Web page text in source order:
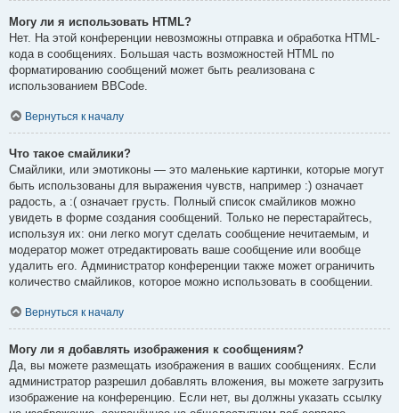
Могу ли я использовать HTML?
Нет. На этой конференции невозможны отправка и обработка HTML-
кода в сообщениях. Большая часть возможностей HTML по
форматированию сообщений может быть реализована с
использованием BBCode.
Вернуться к началу
Что такое смайлики?
Смайлики, или эмотиконы — это маленькие картинки, которые могут
быть использованы для выражения чувств, например :) означает
радость, а :( означает грусть. Полный список смайликов можно
увидеть в форме создания сообщений. Только не перестарайтесь,
используя их: они легко могут сделать сообщение нечитаемым, и
модератор может отредактировать ваше сообщение или вообще
удалить его. Администратор конференции также может ограничить
количество смайликов, которое можно использовать в сообщении.
Вернуться к началу
Могу ли я добавлять изображения к сообщениям?
Да, вы можете размещать изображения в ваших сообщениях. Если
администратор разрешил добавлять вложения, вы можете загрузить
изображение на конференцию. Если нет, вы должны указать ссылку